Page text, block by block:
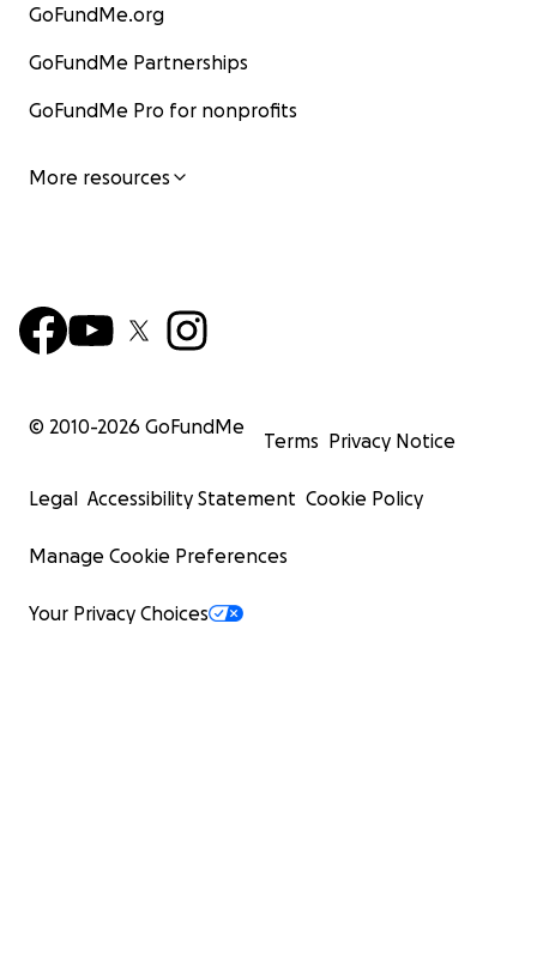
GoFundMe.org
GoFundMe Partnerships
GoFundMe Pro for nonprofits
More resources
© 2010-2026 GoFundMe
Terms Privacy Notice
Legal Accessibility Statement Cookie Policy
Manage Cookie Preferences
Your Privacy Choices